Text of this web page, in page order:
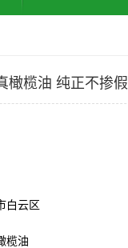
橄榄油 纯正不掺假
白云区
榄油